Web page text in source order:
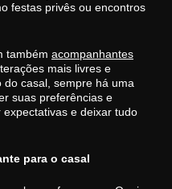
festas privês ou encontros
também acompanhantes
mais livres e
casal, sempre há uma
suas preferências e
e deixar tudo
para o casal